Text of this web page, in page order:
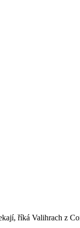
říká Valihrach z